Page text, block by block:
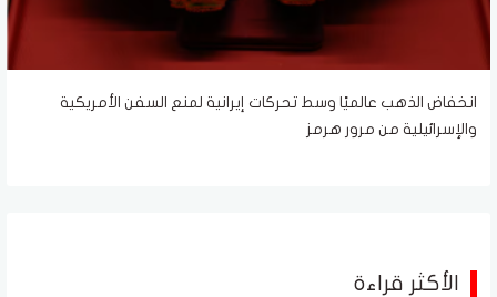
انخفاض الذهب عالميًا وسط تحركات إيرانية لمنع السفن الأمريكية
والإسرائيلية من مرور هرمز
الأكثر قراءة